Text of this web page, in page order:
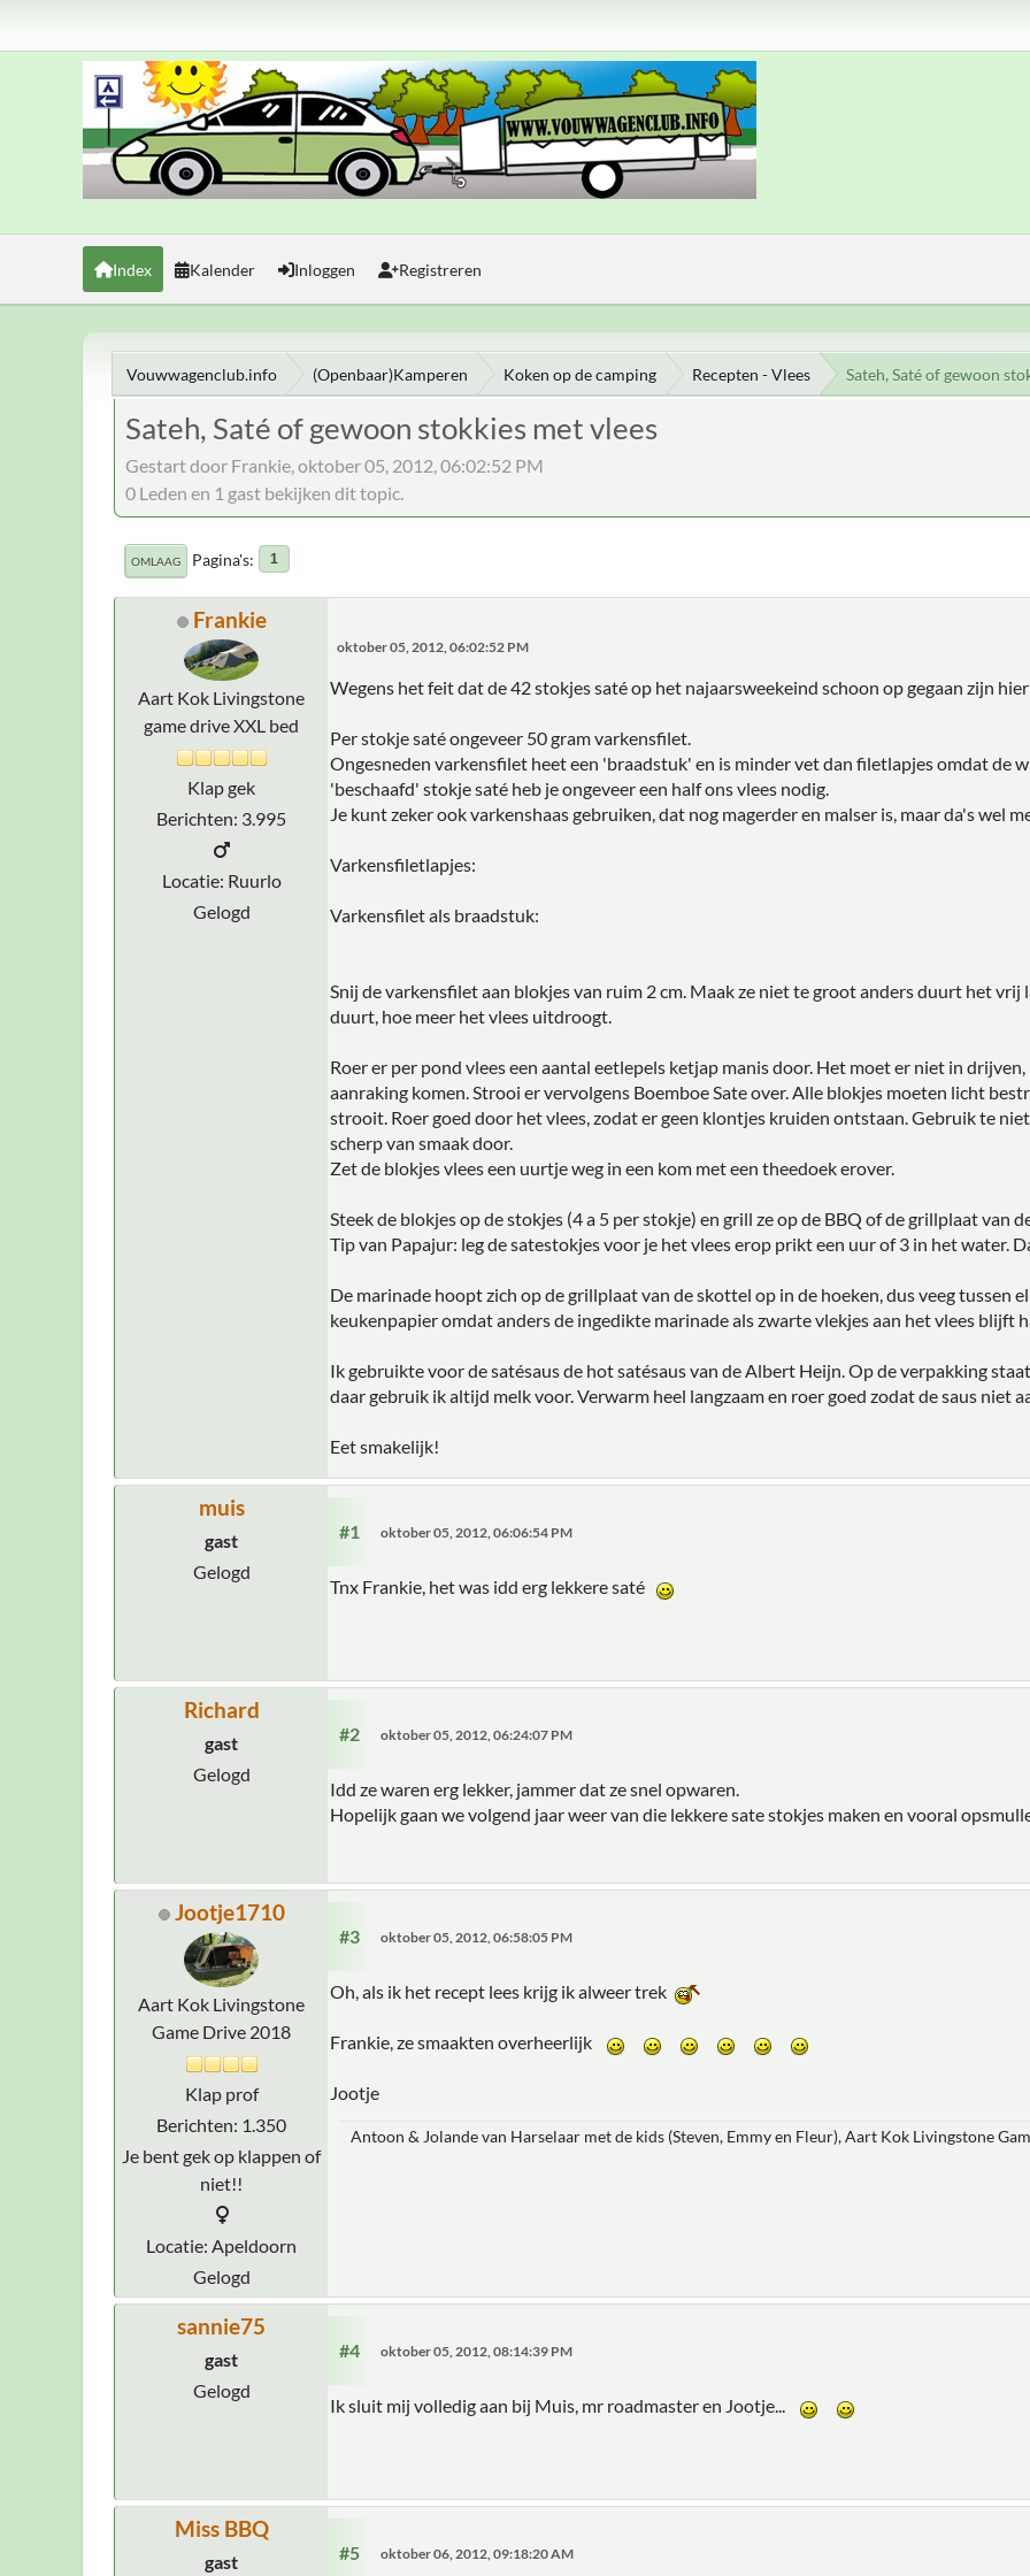
Index Kalender Inloggen Registreren
Vouwwagenclub.info (Openbaar)Kamperen Koken op de camping Recepten - Vlees Sateh, Saté of gewoon
Sateh, Saté of gewoon stokkies met vlees
Gestart door Frankie, oktober 05, 2012, 06:02:52 PM
0 Leden en 1 gast bekijken dit topic.
OMLAAG Pagina's 1
Frankie
Aart Kok Livingstone
game drive XXL bed
Klap gek
Berichten: 3.995
Locatie: Ruurlo
Gelogd
oktober 05, 2012, 06:02:52 PM
Wegens het feit dat de 42 stokjes saté op het najaarsweekeind schoon op gegaan zijn
Per stokje saté ongeveer 50 gram varkensfilet.
Ongesneden varkensfilet heet een 'braadstuk' en is minder vet dan filetlapjes omdat de
'beschaafd' stokje saté heb je ongeveer een half ons vlees nodig.
Je kunt zeker ook varkenshaas gebruiken, dat nog magerder en malser is, maar da's wel
Varkensfiletlapjes:
Varkensfilet als braadstuk:
Snij de varkensfilet aan blokjes van ruim 2 cm. Maak ze niet te groot anders duurt het vrij
duurt, hoe meer het vlees uitdroogt.
Roer er per pond vlees een aantal eetlepels ketjap manis door. Het moet er niet in
aanraking komen. Strooi er vervolgens Boemboe Sate over. Alle blokjes moeten licht
strooit. Roer goed door het vlees, zodat er geen klontjes kruiden ontstaan. Gebruik te
scherp van smaak door.
Zet de blokjes vlees een uurtje weg in een kom met een theedoek erover.
Steek de blokjes op de stokjes (4 a 5 per stokje) en grill ze op de BBQ of de grillplaat van
Tip van Papajur: leg de satestokjes voor je het vlees erop prikt een uur of 3 in het water.
De marinade hoopt zich op de grillplaat van de skottel op in de hoeken, dus veeg tussen
keukenpapier omdat anders de ingedikte marinade als zwarte vlekjes aan het vlees blijft
Ik gebruikte voor de satésaus de hot satésaus van de Albert Heijn. Op de verpakking
daar gebruik ik altijd melk voor. Verwarm heel langzaam en roer goed zodat de saus niet
Eet smakelijk!
muis
gast
Gelogd
#1 oktober 05, 2012, 06:06:54 PM
Tnx Frankie, het was idd erg lekkere saté
Richard
gast
Gelogd
#2 oktober 05, 2012, 06:24:07 PM
Idd ze waren erg lekker, jammer dat ze snel opwaren.
Hopelijk gaan we volgend jaar weer van die lekkere sate stokjes maken en vooral
Jootje1710
Aart Kok Livingstone
Game Drive 2018
Klap prof
Berichten: 1.350
Je bent gek op klappen of
niet!!
Locatie: Apeldoorn
Gelogd
#3 oktober 05, 2012, 06:58:05 PM
Oh, als ik het recept lees krijg ik alweer trek
Frankie, ze smaakten overheerlijk
Jootje
Antoon & Jolande van Harselaar met de kids (Steven, Emmy en Fleur), Aart Kok Livingstone
sannie75
gast
Gelogd
#4 oktober 05, 2012, 08:14:39 PM
Ik sluit mij volledig aan bij Muis, mr roadmaster en Jootje...
Miss BBQ
gast #5 oktober 06, 2012, 09:18:20 AM